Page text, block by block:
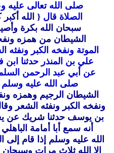
صلى الله تعالى
الصلاة قال { الله أكبر
سبحان الله بكرة
الشيطان من همزه
الموتة ونفخه الكبر
علي بن المنذر حدثنا
عن أبي عبد الرحمن
صلى الله عليه وسلم
الشيطان الرجيم وهمزه
ونفخه الكبر ونفثه الشعر
بن يوسف حدثنا شريك عن
أنه سمع أبا أمامة
الله عليه وسلم إذا قام إلى
إلا الله ثلاث مرات